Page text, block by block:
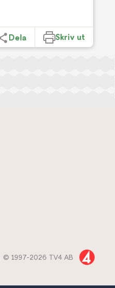
Dela Skriv ut
© 1997-2026 TV4 AB